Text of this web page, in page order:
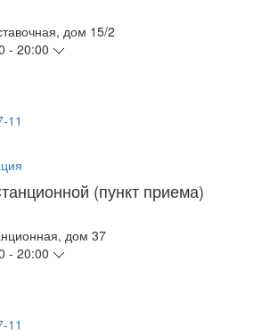
дом 15/2
- 20:00
11
(пункт приема)
дом 37
- 20:00
11